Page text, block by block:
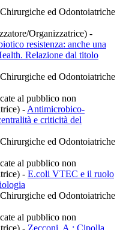
ed Odontoiatriche
Organizzatrice) -
resistenza: anche una
Relazione dal titolo
ed Odontoiatriche
al pubblico non
-Antimicrobico-
e criticità del
ed Odontoiatriche
al pubblico non
- E.coli VTEC e il ruolo
ed Odontoiatriche
al pubblico non